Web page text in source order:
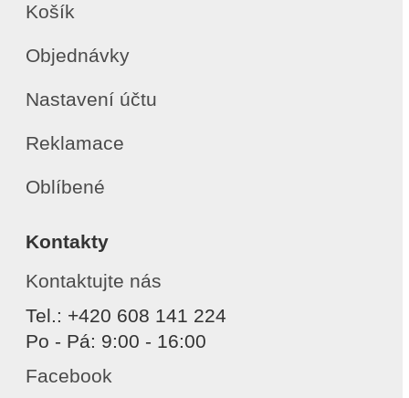
Košík
Objednávky
Nastavení účtu
Reklamace
Oblíbené
Kontakty
Kontaktujte nás
Tel.: +420 608 141 224
Po - Pá: 9:00 - 16:00
Facebook